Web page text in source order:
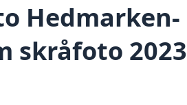
Hedmarken-
skråfoto 2023